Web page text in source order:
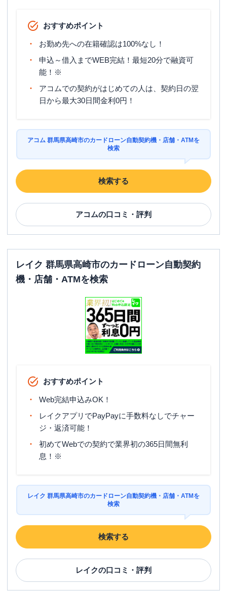
おすすめポイント
お勤め先への在籍確認は100%なし！
申込～借入までWEB完結！最短20分で融資可
能！※
アコムでの契約がはじめての人は、契約日の翌
日から最大30日間金利0円！
アコム 群馬県高崎市のカードローン自動契約機・店舗・ATMを
検索
検索する
アコムの口コミ・評判
レイク 群馬県高崎市のカードローン自動契約
機・店舗・ATMを検索
おすすめポイント
Web完結申込みOK！
レイクアプリでPayPayに手数料なしでチャー
ジ・返済可能！
初めてWebでの契約で業界初の365日間無利
息！※
レイク 群馬県高崎市のカードローン自動契約機・店舗・ATMを
検索
検索する
レイクの口コミ・評判